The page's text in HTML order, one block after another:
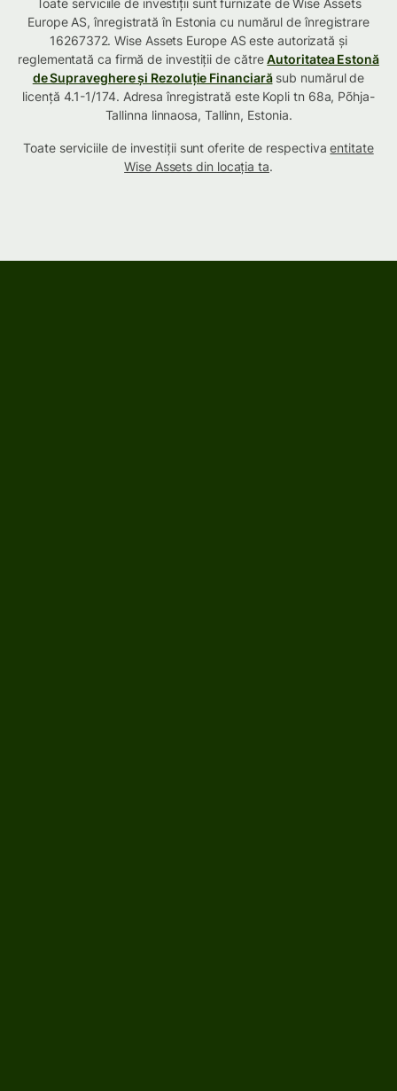
Toate serviciile de investiții sunt furnizate de Wise Assets
Europe AS, înregistrată în Estonia cu numărul de înregistrare
16267372. Wise Assets Europe AS este autorizată și
reglementată ca firmă de investiții de cătreAutoritatea Estonă
de Supraveghere și Rezoluție Financiarăsub numărul de
licență 4.1-1/174. Adresa înregistrată este Kopli tn 68a, Põhja-
Tallinna linnaosa, Tallinn, Estonia.
Toate serviciile de investiții sunt oferite de respectivaentitate
Wise Assets din locația ta.